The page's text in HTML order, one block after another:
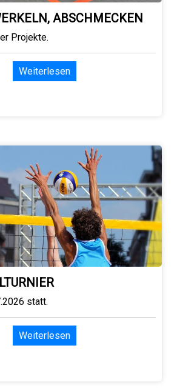
ABSCHMECKEN
Projekte.
Weiterlesen
statt.
Weiterlesen